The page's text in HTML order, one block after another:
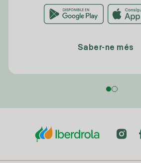
Saber-ne més